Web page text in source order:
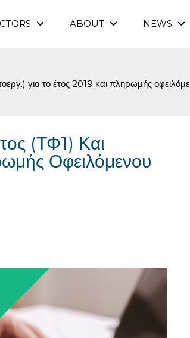
ABOUT NEWS
για το έτος 2019 και πληρωμής
(ΤΦ1) Και
Οφειλόμενου